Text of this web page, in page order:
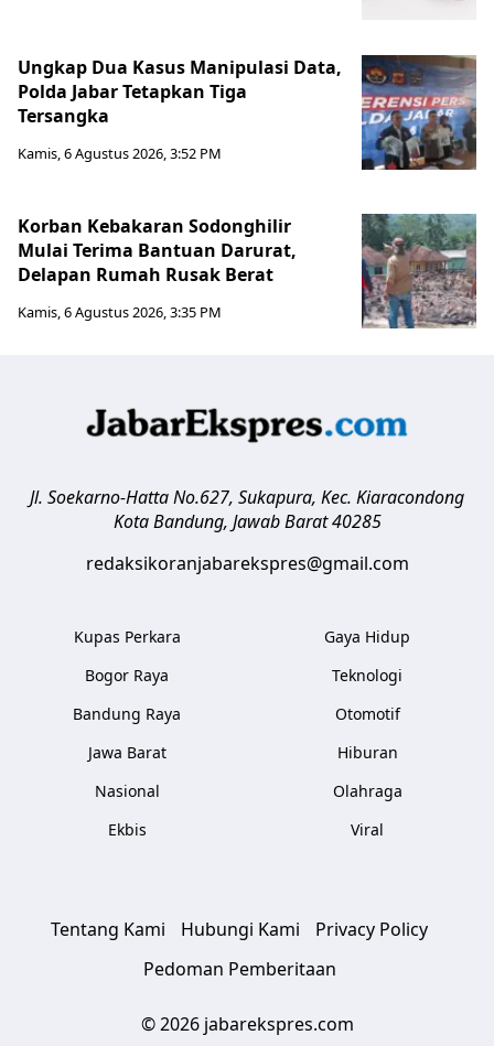
Ungkap Dua Kasus Manipulasi Data,
Polda Jabar Tetapkan Tiga
Tersangka
Kamis, 6 Agustus 2026, 3:52 PM
Korban Kebakaran Sodonghilir
Mulai Terima Bantuan Darurat,
Delapan Rumah Rusak Berat
Kamis, 6 Agustus 2026, 3:35 PM
Jl. Soekarno-Hatta No.627, Sukapura, Kec. Kiaracondong
Kota Bandung, Jawab Barat 40285
redaksikoranjabarekspres@gmail.com
Kupas Perkara
Bogor Raya
Bandung Raya
Jawa Barat
Nasional
Ekbis
Gaya Hidup
Teknologi
Otomotif
Hiburan
Olahraga
Viral
Tentang Kami Hubungi Kami
Privacy Policy
Pedoman Pemberitaan
© 2026 jabarekspres.com